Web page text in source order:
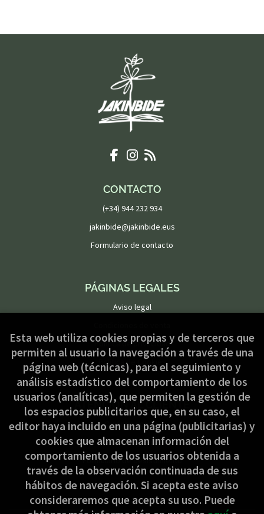
CONTACTO
(+34) 944 232 934
jakinbide@jakinbide.eus
Formulario de contacto
PÁGINAS LEGALES
Aviso legal
Política de privacidad
Política de Cookies
ATENCIÓN AL CLIENTE
Quiénes somos
Pedidos especiales
Formulario de desistimiento
Esta web utiliza cookies propias y de terceros que
permiten al usuario la navegación a través de una
página web (técnicas), para el seguimiento y
análisis estadístico del comportamiento de los
usuarios (analíticas), que permiten la gestión de
los espacios publicitarios que, en su caso, el
editor haya incluido en una página (publicitarias) y
cookies que almacenan información del
comportamiento de los usuarios obtenida a
través de la observación continuada de sus
hábitos de navegación. Si acepta este aviso
consideraremos que acepta su uso. Puede